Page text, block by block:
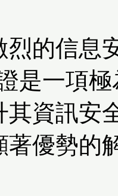
烈的信息
是一項
其資訊安
著優勢的